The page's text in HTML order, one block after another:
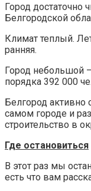
Город достаточно
Белгородской
Климат теплый.
ранняя.
Город небольшой
порядка 392 000
Белгород активно
самом городе и
строительство в
Где остановиться
В этот раз мы
есть что вам